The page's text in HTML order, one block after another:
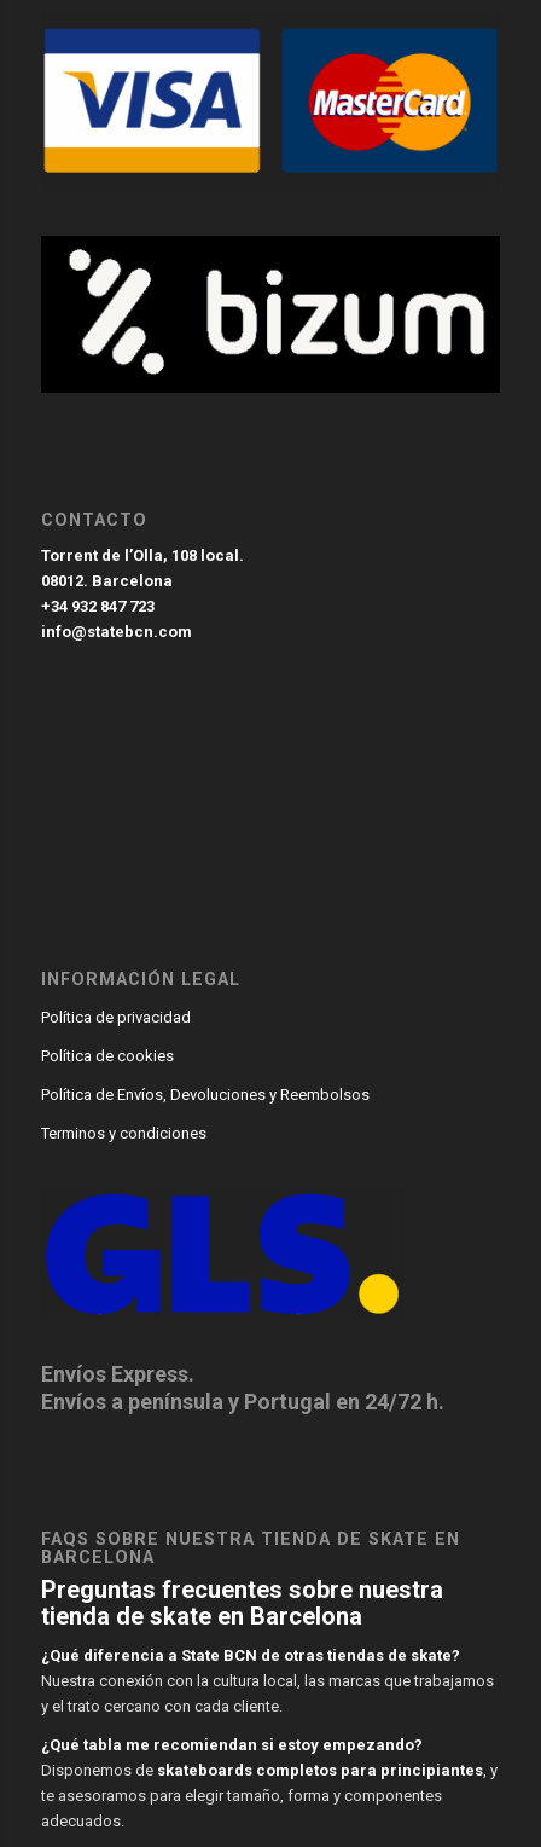
CONTACTO
Torrent de l’Olla, 108 local.
08012. Barcelona
+34 932 847 723
info@statebcn.com
INFORMACIÓN LEGAL
Política de privacidad
Política de cookies
Política de Envíos, Devoluciones y Reembolsos
Terminos y condiciones
Envíos Express.
Envíos a península y Portugal en 24/72 h.
FAQS SOBRE NUESTRA TIENDA DE SKATE EN
BARCELONA
Preguntas frecuentes sobre nuestra
tienda de skate en Barcelona
¿Qué diferencia a State BCN de otras tiendas de skate?
Nuestra conexión con la cultura local, las marcas que trabajamos
y el trato cercano con cada cliente.
¿Qué tabla me recomiendan si estoy empezando?
Disponemos de skateboards completos para principiantes, y
te asesoramos para elegir tamaño, forma y componentes
adecuados.